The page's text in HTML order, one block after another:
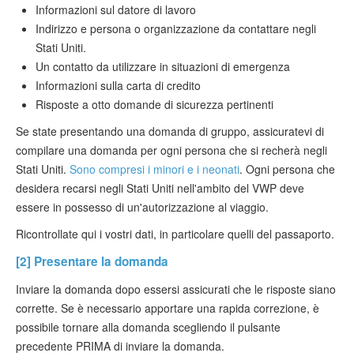
Informazioni sul datore di lavoro
Indirizzo e persona o organizzazione da contattare negli
Stati Uniti.
Un contatto da utilizzare in situazioni di emergenza
Informazioni sulla carta di credito
Risposte a otto domande di sicurezza pertinenti
Se state presentando una domanda di gruppo, assicuratevi di
compilare una domanda per ogni persona che si recherà negli
Stati Uniti. Sono compresi i minori e i neonati. Ogni persona che
desidera recarsi negli Stati Uniti nell'ambito del VWP deve
essere in possesso di un'autorizzazione al viaggio.
Ricontrollate qui i vostri dati, in particolare quelli del passaporto.
[2] Presentare la domanda
Inviare la domanda dopo essersi assicurati che le risposte siano
corrette. Se è necessario apportare una rapida correzione, è
possibile tornare alla domanda scegliendo il pulsante
precedente PRIMA di inviare la domanda.